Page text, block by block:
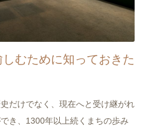
むために知っておきた
だけでなく、現在へと受け継がれ
き、1300年以上続くまちの歩み